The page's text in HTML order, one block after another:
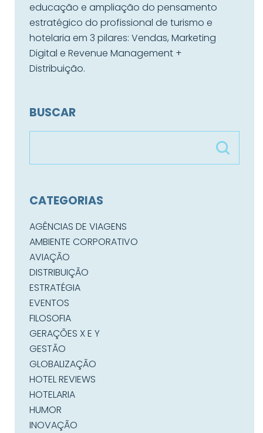
educação e ampliação do pensamento
estratégico do profissional de turismo e
hotelaria em 3 pilares: Vendas, Marketing
Digital e Revenue Management +
Distribuição.
BUSCAR
CATEGORIAS
AGÊNCIAS DE VIAGENS
AMBIENTE CORPORATIVO
AVIAÇÃO
DISTRIBUIÇÃO
ESTRATÉGIA
EVENTOS
FILOSOFIA
GERAÇÕES X E Y
GESTÃO
GLOBALIZAÇÃO
HOTEL REVIEWS
HOTELARIA
HUMOR
INOVAÇÃO